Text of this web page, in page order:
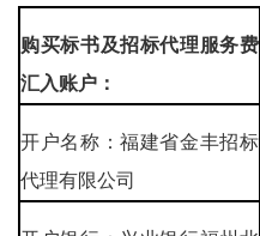
购买标书及招标代理服务费
汇入账户：
开户名称：福建省金丰招标
代理有限公司